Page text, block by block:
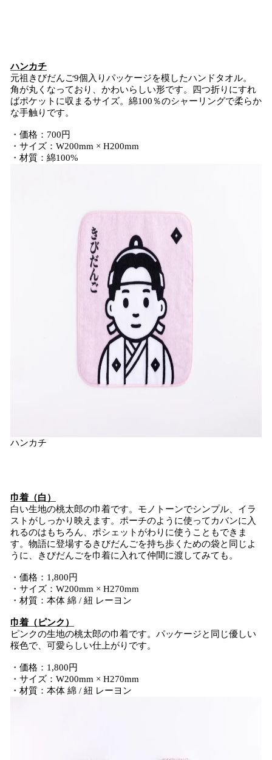
ハンカチ
元祖きびだんご9個入りパッケージを模したハンドタオル。
角が丸くなっており、かわいらしい形です。四つ折りにすれ
ばポケットに収まるサイズ。綿100％のシャーリングで柔らか
な手触りです。
・価格：700円
・サイズ：W200mm × H200mm
・材質：綿100%
ハンカチ
巾着（白）
白い生地の桃太郎の巾着です。モノトーンでシンプル、イラ
ストがしっかり映えます。ポーチのように使ってカバンに入
れるのはもちろん、ポシェットがわりに使うこともできま
す。物語に登場するきびだんごを持ち歩くための袋と同じよ
うに、きびだんごを巾着に入れて仲間に渡してみても。
・価格：1,800円
・サイズ：W200mm × H270mm
・材質：本体 綿 / 紐 レーヨン
巾着（ピンク）
ピンクの生地の桃太郎の巾着です。パッケージと同じ優しい
桜色で、可愛らしい仕上がりです。
・価格：1,800円
・サイズ：W200mm × H270mm
・材質：本体 綿 / 紐 レーヨン